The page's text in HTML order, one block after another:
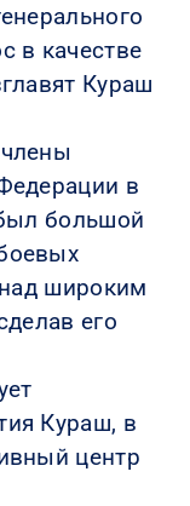
в качестве
Кураш
в
большой
широким
его
Кураш, в
центр